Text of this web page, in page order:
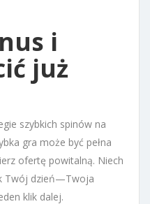
i
już
szybkich spinów na
gra może być pełna
ofertę powitalną. Niech
Twój dzień—Twoja
klik dalej.